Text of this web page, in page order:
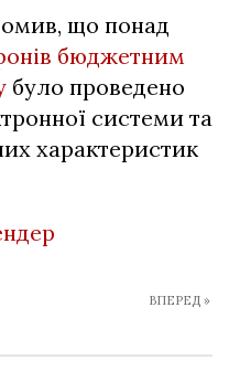
що понад
бюджетним
було проведено
системи та
характеристик
ВПЕРЕД »